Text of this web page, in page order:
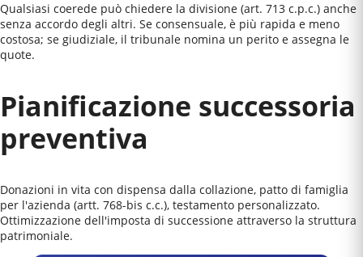
Qualsiasi coerede può chiedere la divisione (art. 713 c.p.c.) anche
senza accordo degli altri. Se consensuale, è più rapida e meno
costosa; se giudiziale, il tribunale nomina un perito e assegna le
quote.
Pianificazione successoria
preventiva
Donazioni in vita con dispensa dalla collazione, patto di famiglia
per l'azienda (artt. 768-bis c.c.), testamento personalizzato.
Ottimizzazione dell'imposta di successione attraverso la struttura
patrimoniale.